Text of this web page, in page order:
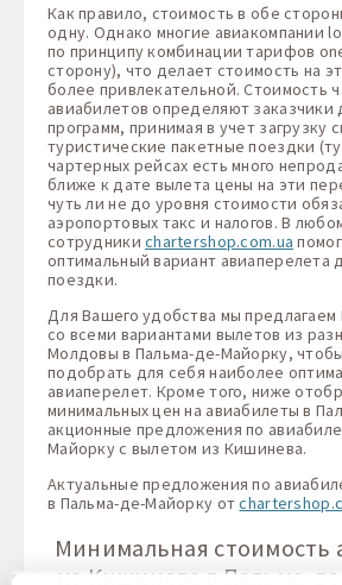
Как правило, стоимость в обе
одну. Однако многие авиакомпании
по принципу комбинации тарифов
сторону), что делает стоимость на
более привлекательной. Стоимость
авиабилетов определяют заказчики
программ, принимая в учет загрузку
туристические пакетные поездки
чартерных рейсах есть много
ближе к дате вылета цены на эти
чуть ли не до уровня стоимости
аэропортовых такс и налогов. В
сотрудникиchartershop.com.ua
оптимальный вариант авиаперелета
поездки.
Для Вашего удобства мы предлагаем
со всеми вариантами вылетов из
Молдовы в Пальма-де-Майорку,
подобрать для себя наиболее
авиаперелет. Кроме того, ниже
минимальных цен на авиабилеты в
акционные предложения по
Майорку с вылетом из Кишинева.
Актуальные предложения по
в Пальма-де-Майорку от
Минимальная стоимость
из Кишинева в Пальма-